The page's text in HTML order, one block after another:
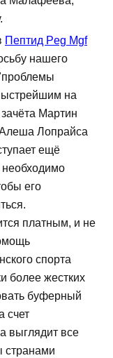
Пептид Peg Mgf
нашего
на
Мартин
Алеша Лопрайса
ещё
необходимо
его
платным, и не
спорта
более жестких
буферный
счет
выглядит все
странами